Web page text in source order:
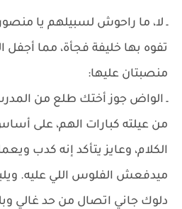
ـ لا، ما راحوش لسبيلهم يا
تفوه بها خليفة فجأة، مما أجفل
منصبتان عليها:
ـ الواض جوز أختك طلع من
من عيلته كبارات الهم، على
الكلام، وعايز يتأكد إنه كدب
ميدفعش الفلوس اللي عليه.
دلوك جاني اتصال من حد غالي